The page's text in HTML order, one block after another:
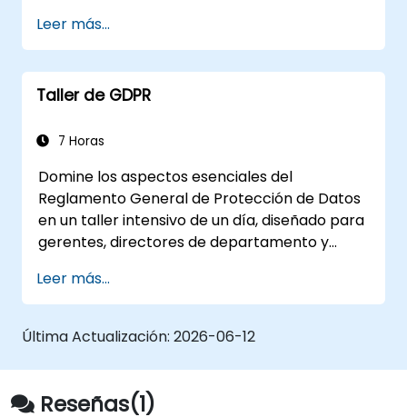
Brindar conocimientos prácticos sobre
las nuevas normas para el tratamiento
de datos personales.
Mostrar las áreas de mayor riesgo legal
GDPR.
desempeño independiente de las
funciones de Oficial de Protección de
Datos Personales.
Leer más...
Taller de GDPR
7 Horas
Domine los aspectos esenciales del
Reglamento General de Protección de Datos
en un taller intensivo de un día, diseñado para
gerentes, directores de departamento y
fundamentos de la GDPR, los derechos de los
interesados, los principios de protección de
datos, los requisitos de consentimiento, las
la privacidad desde el diseño. Proporciona
marcos prácticos para implementar
Leer más...
Última Actualización: 2026-06-12
Reseñas(1)